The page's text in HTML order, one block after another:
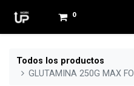
0
Todos los productos
GLUTAMINA 250G MAX